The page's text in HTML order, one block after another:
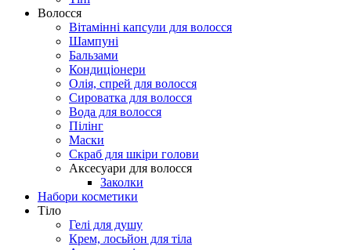
Волосся
Вітамінні капсули для волосся
Шампуні
Бальзами
Кондиціонери
Олія, спрей для волосся
Сироватка для волосся
Вода для волосся
Пілінг
Маски
Скраб для шкіри голови
Аксесуари для волосся
Заколки
Набори косметики
Тіло
Гелі для душу
Крем, лосьйон для тіла